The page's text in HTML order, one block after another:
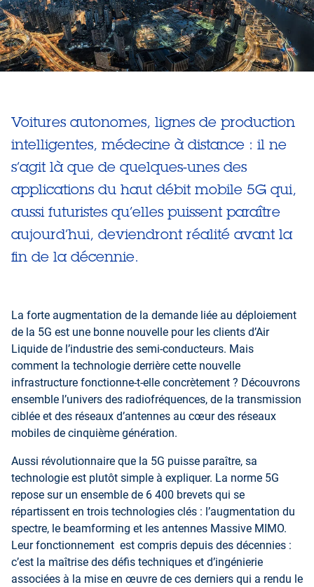
Voitures autonomes, lignes de production
intelligentes, médecine à distance : il ne
s’agit là que de quelques-unes des
applications du haut débit mobile 5G qui,
aussi futuristes qu’elles puissent paraître
aujourd’hui, deviendront réalité avant la
fin de la décennie.
La forte augmentation de la demande liée au déploiement
de la 5G est une bonne nouvelle pour les clients d’Air
Liquide de l’industrie des semi-conducteurs. Mais
comment la technologie derrière cette nouvelle
infrastructure fonctionne-t-elle concrètement ? Découvrons
ensemble l’univers des radiofréquences, de la transmission
ciblée et des réseaux d’antennes au cœur des réseaux
mobiles de cinquième génération.
Aussi révolutionnaire que la 5G puisse paraître, sa
technologie est plutôt simple à expliquer. La norme 5G
repose sur un ensemble de 6 400 brevets qui se
répartissent en trois technologies clés : l’augmentation du
spectre, le beamforming et les antennes Massive MIMO.
Leur fonctionnement est compris depuis des décennies :
c’est la maîtrise des défis techniques et d’ingénierie
associées à la mise en œuvre de ces derniers qui a rendu le